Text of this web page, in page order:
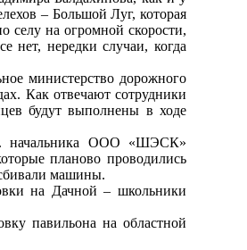
– Большой Луг, которая
селу на огромной скорости,
нет, нередки случаи, когда
министерство дорожного
Как отвечают сотрудники
будут выполнены в ходе
о. начальника ООО «ШЭСК»
планово проводились
машины.
на Дачной – школьники
павильона на областной